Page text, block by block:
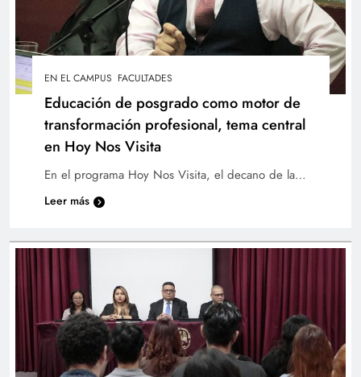
femenino en las matemáticas
UTEC fortalece identidad institucional a través
de taller sobre cultura organizacional
EN EL CAMPUS FACULTADES
Educación de posgrado como motor de
transformación profesional, tema central
en Hoy Nos Visita
En el programa Hoy Nos Visita, el decano de la…
Leer más